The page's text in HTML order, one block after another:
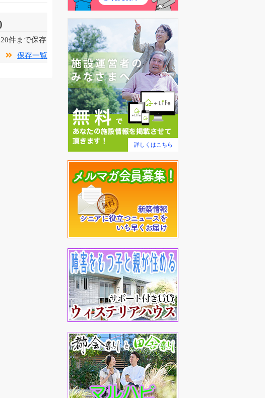
件まで保存
保存一覧
詳しくはこちら